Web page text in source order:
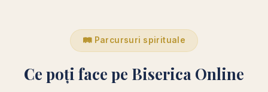
🛤️ Parcursuri spirituale
Ce poți face pe Biserica Online